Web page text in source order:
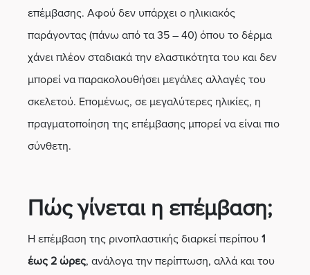
επέμβασης. Αφού δεν υπάρχει ο ηλικιακός
παράγοντας (πάνω από τα 35 – 40) όπου το δέρμα
χάνει πλέον σταδιακά την ελαστικότητα του και δεν
μπορεί να παρακολουθήσει μεγάλες αλλαγές του
σκελετού. Επομένως, σε μεγαλύτερες ηλικίες, η
πραγματοποίηση της επέμβασης μπορεί να είναι πιο
σύνθετη.
Πώς γίνεται η επέμβαση;
Η επέμβαση της ρινοπλαστικής διαρκεί περίπου 1
έως 2 ώρες, ανάλογα την περίπτωση, αλλά και του